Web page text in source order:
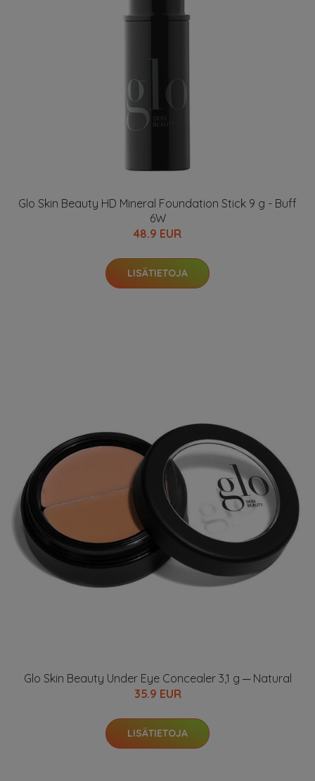
Glo Skin Beauty HD Mineral Foundation Stick 9 g - Buff
6W
48.9 EUR
LISÄTIETOJA
Glo Skin Beauty Under Eye Concealer 3,1 g ─ Natural
35.9 EUR
LISÄTIETOJA